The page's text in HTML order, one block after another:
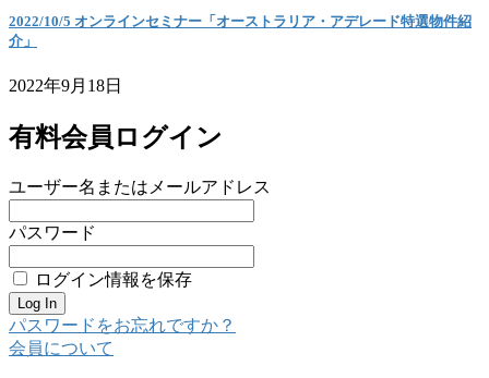
2022/10/5 オンラインセミナー「オーストラリア・アデレード特選物件紹
介」
2022年9月18日
有料会員ログイン
ユーザー名またはメールアドレス
パスワード
ログイン情報を保存
パスワードをお忘れですか？
会員について